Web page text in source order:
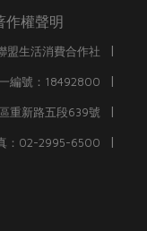
作權聲明
盟生活消費合作社 |
編號：18492800 |
重新路五段639號 |
：02-2995-6500 |